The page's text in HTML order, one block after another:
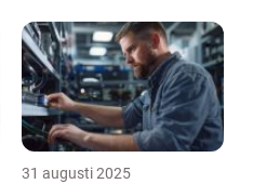
31 augusti 2025